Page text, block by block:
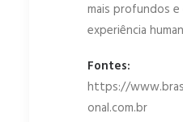
mais profundos e
experiência
Fontes:
https://
onal.com.br